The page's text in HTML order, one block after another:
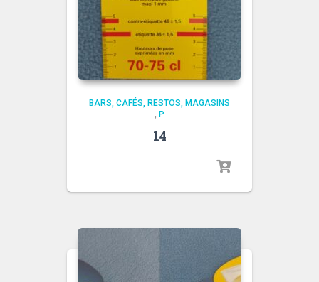
BARS, CAFÉS, RESTOS, MAGASINS
, P
14